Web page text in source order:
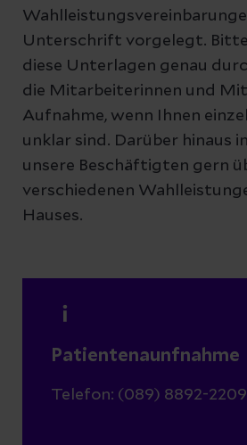
Unterschrift vorgelegt. Bitte
diese Unterlagen genau
die Mitarbeiterinnen und
Aufnahme, wenn Ihnen
unklar sind. Darüber hinaus
unsere Beschäftigten gern
verschiedenen
Hauses.
Patientenaunfnahme
Telefon: (089) 8892-2209